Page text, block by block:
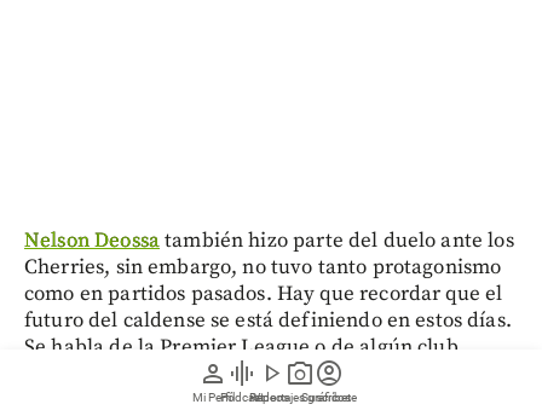
person
Mi Perfil
graphic_eq
Pódcast
play_arrow
Videos
photo_camera
Reportajes gráficos
account_circle
Suscríbete
Nelson Deossatambién hizo parte del duelo ante los
Cherries, sin embargo, no tuvo tanto protagonismo
como en partidos pasados. Hay que recordar que el
futuro del caldense se está definiendo en estos días.
Se habla de la Premier League o de algún club